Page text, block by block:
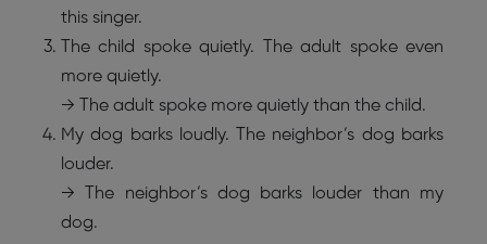
this singer.
The child spoke quietly. The adult spoke even
more quietly.
→ The adult spoke more quietly than the child.
My dog barks loudly. The neighbor’s dog barks
louder.
→ The neighbor’s dog barks louder than my
dog.